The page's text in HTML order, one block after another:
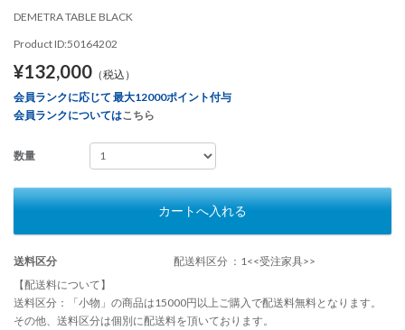
DEMETRA TABLE BLACK
Product ID:50164202
¥132,000 （税込）
会員ランクに応じて 最大12000ポイント付与
会員ランクについてはこちら
数量
カートへ入れる
送料区分
配送料区分 ：1<<受注家具>>
【配送料について】
送料区分：「小物」の商品は15000円以上ご購入で配送料無料となります。
その他、送料区分は個別に配送料を頂いております。